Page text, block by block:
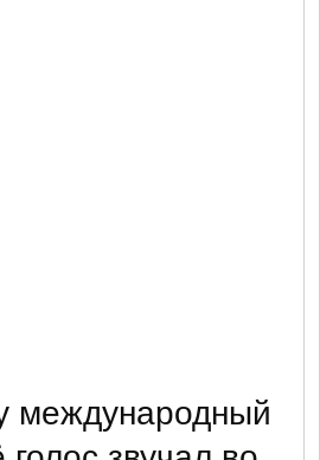
международный